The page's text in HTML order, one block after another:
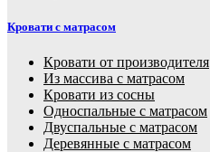
Кровати с матрасом
Кровати от производителя
Из массива с матрасом
Кровати из сосны
Односпальные с матрасом
Двуспальные с матрасом
Деревянные с матрасом